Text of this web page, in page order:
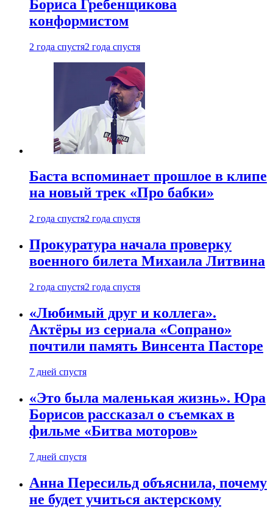
Бориса Гребенщикова
конформистом
2 года спустя2 года спустя
Баста вспоминает прошлое в клипе
на новый трек «Про бабки»
2 года спустя2 года спустя
Прокуратура начала проверку
военного билета Михаила Литвина
2 года спустя2 года спустя
«Любимый друг и коллега».
Актёры из сериала «Сопрано»
почтили память Винсента Пасторе
7 дней спустя
«Это была маленькая жизнь». Юра
Борисов рассказал о съемках в
фильме «Битва моторов»
7 дней спустя
Анна Пересильд объяснила, почему
не будет учиться актерскому